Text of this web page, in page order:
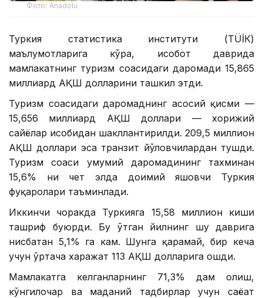
Фото: Anadolu
Туркия статистика институти (ТÜİК)
маълумотларига кўра, ҳисобот даврида
мамлакатнинг туризм соҳасидаги даромади 15,865
миллиард АҚШ долларини ташкил этди.
Туризм соҳасидаги даромаднинг асосий қисми —
15,656 миллиард АҚШ доллари — хорижий
сайёҳлар ҳисобидан шакллантирилди. 209,5 миллион
АҚШ доллари эса транзит йўловчилардан тушди.
Туризм соҳаси умумий даромадининг тахминан
15,6% ни чет элда доимий яшовчи Туркия
фуқаролари таъминлади.
Иккинчи чоракда Туркияга 15,58 миллион киши
ташриф буюрди. Бу ўтган йилнинг шу даврига
нисбатан 5,1% га кам. Шунга қарамай, бир кеча
учун ўртача харажат 113 АҚШ долларига ошди.
Мамлакатга келганларнинг 71,3% дам олиш,
кўнгилочар ва маданий тадбирлар учун саёҳат